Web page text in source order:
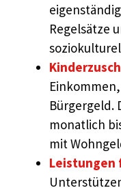
Regelsätze
Bürgergeld.
monatlich
mit
Leistungen